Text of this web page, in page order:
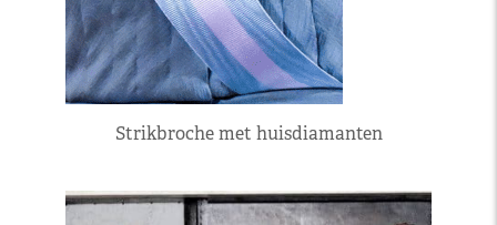
Strikbroche met huisdiamanten